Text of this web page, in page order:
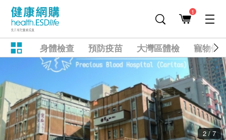
1
身體檢查 預防疫苗 大灣區體檢 寵物健
2 / 7